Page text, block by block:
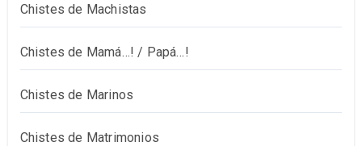
Chistes de Machistas
Chistes de Mamá…! / Papá…!
Chistes de Marinos
Chistes de Matrimonios